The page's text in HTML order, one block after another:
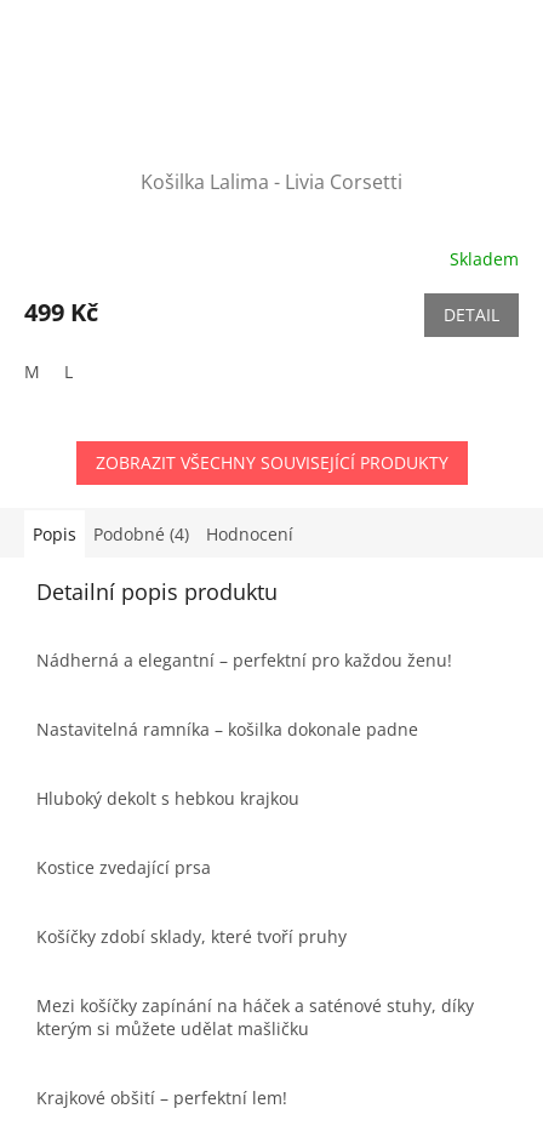
Košilka Lalima - Livia Corsetti
Skladem
499 Kč DETAIL
M L
ZOBRAZIT VŠECHNY SOUVISEJÍCÍ PRODUKTY
Popis Podobné (4) Hodnocení
Detailní popis produktu
Nádherná a elegantní – perfektní pro každou ženu!
Nastavitelná ramníka – košilka dokonale padne
Hluboký dekolt s hebkou krajkou
Kostice zvedající prsa
Košíčky zdobí sklady, které tvoří pruhy
Mezi košíčky zapínání na háček a saténové stuhy, díky
kterým si můžete udělat mašličku
Krajkové obšití – perfektní lem!